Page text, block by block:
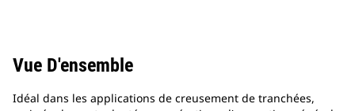
Vue D'ensemble
Idéal dans les applications de creusement de tranchées,